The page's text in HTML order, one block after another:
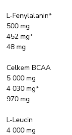
L-Fenylalanin*
500 mg
452 mg*
48 mg
Celkem BCAA
5 000 mg
4 030 mg*
970 mg
L-Leucin
4 000 mg